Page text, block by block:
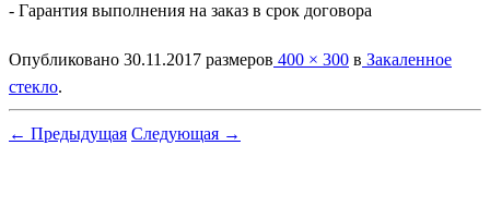
- Гарантия выполнения на заказ в срок договора
Опубликовано 30.11.2017 размеров 400 × 300 в Закаленное
стекло.
← Предыдущая Следующая →